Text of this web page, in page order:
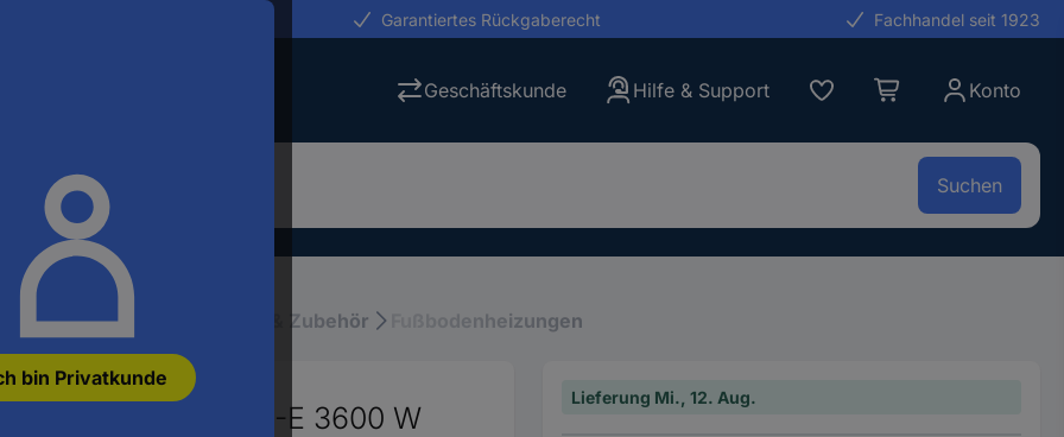
bin Privatkunde
Garantiertes Rückgaberecht Fachhandel seit 1923
Geschäftskunde Hilfe & Support Konto
Suchen
Klima Heizkörper & Zubehör Fußbodenheizungen
elektronisch OCD5-E 3600 W
Lieferung Mi., 12. Aug.